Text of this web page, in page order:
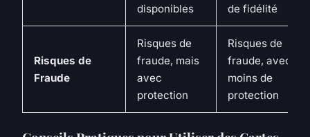
disponibles
de fidélité
Risques de
Fraude
Risques de
fraude, mais
avec
protection
Risques de
fraude, avec
moins de
protection